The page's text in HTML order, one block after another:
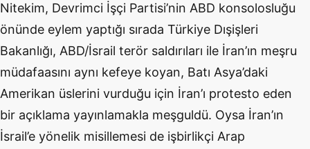
Nitekim, Devrimci İşçi Partisi’nin ABD konsolosluğu
önünde eylem yaptığı sırada Türkiye Dışişleri
Bakanlığı, ABD/İsrail terör saldırıları ile İran’ın meşru
müdafaasını aynı kefeye koyan, Batı Asya’daki
Amerikan üslerini vurduğu için İran’ı protesto eden
bir açıklama yayınlamakla meşguldü. Oysa İran’ın
İsrail’e yönelik misillemesi de işbirlikçi Arap